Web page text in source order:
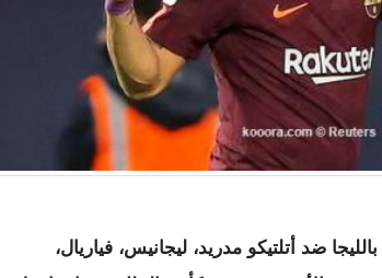
التسجيل للفريق الكتالوني في 9 مباريات بالليجا ضد أتلتيكو مدريد، ليجانيس، فياريال،